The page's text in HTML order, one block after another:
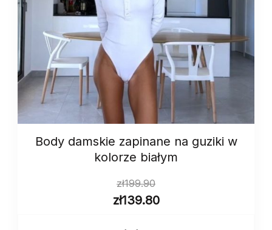
Body damskie zapinane na guziki w
kolorze białym
zł199.90
zł139.80